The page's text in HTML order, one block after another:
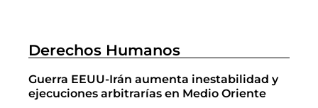
Derechos Humanos
Guerra EEUU-Irán aumenta inestabilidad y
ejecuciones arbitrarías en Medio Oriente